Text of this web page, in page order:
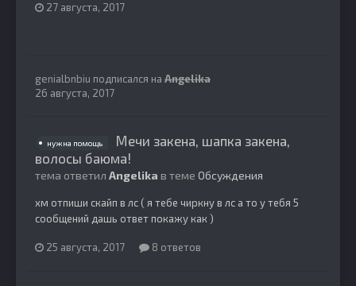
27 августа, 2017
genialbnbiu подписался на Angelika
26 августа, 2017
нужна помощь
Мечи закена, шапка закена,
волосы баюма!
тема ответил Angelika в теме Обсуждения
хм отпиши скайп в лс ( я тебе чиркну в лс а то у тебя 5
сообщений дашь ответ покажу как )
25 августа, 2017 8 ответов